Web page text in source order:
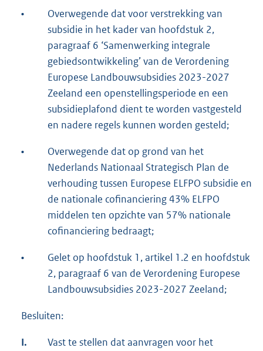
•
Overwegende dat voor verstrekking van
subsidie in het kader van hoofdstuk 2,
paragraaf 6 ‘Samenwerking integrale
gebiedsontwikkeling’ van de Verordening
Europese Landbouwsubsidies 2023-2027
Zeeland een openstellingsperiode en een
subsidieplafond dient te worden vastgesteld
en nadere regels kunnen worden gesteld;
•
Overwegende dat op grond van het
Nederlands Nationaal Strategisch Plan de
verhouding tussen Europese ELFPO subsidie en
de nationale cofinanciering 43% ELFPO
middelen ten opzichte van 57% nationale
cofinanciering bedraagt;
•
Gelet op hoofdstuk 1, artikel 1.2 en hoofdstuk
2, paragraaf 6 van de Verordening Europese
Landbouwsubsidies 2023-2027 Zeeland;
Besluiten:
I.
Vast te stellen dat aanvragen voor het